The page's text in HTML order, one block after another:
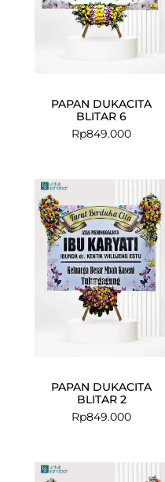
PAPAN DUKACITA
BLITAR 6
Rp849.000
PAPAN DUKACITA
BLITAR 2
Rp849.000